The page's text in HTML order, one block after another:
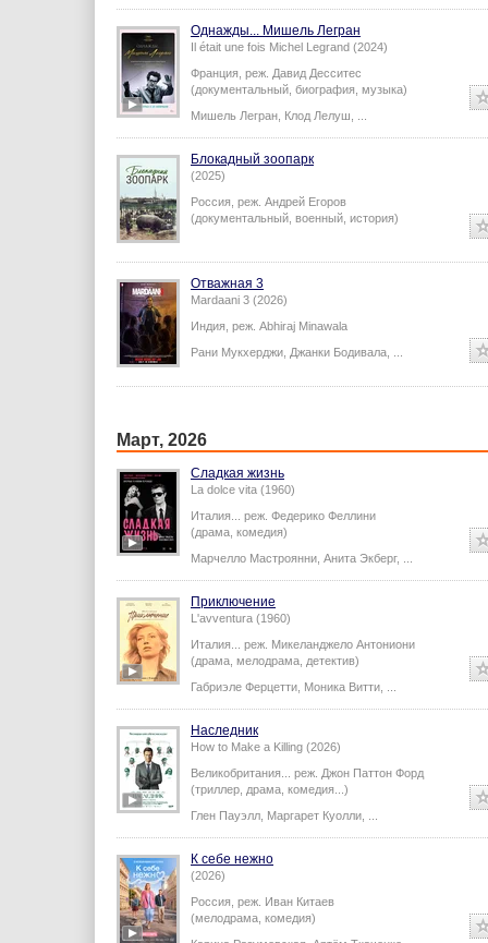
Однажды... Мишель Легран
Il était une fois Michel Legrand (2024)
Франция, реж. Давид Десситес
(документальный, биография, музыка)
Мишель Легран Клод Лелуш
Блокадный зоопарк
(2025)
Россия, реж. Андрей Егоров
(документальный, военный, история)
Отважная 3
Mardaani 3 (2026)
Индия, реж. Abhiraj Minawala
Рани Мукхерджи Джанки Бодивала
Март, 2026
Сладкая жизнь
La dolce vita (1960)
Италия... реж. Федерико Феллини
(драма, комедия)
Марчелло Мастроянни Анита Экберг,
Приключение
L'avventura (1960)
Италия... реж. Микеланджело Антониони
(драма, мелодрама, детектив)
Габриэле Ферцетти Моника Витти
Наследник
How to Make a Killing (2026)
Великобритания... реж. Джон Паттон Форд
(триллер, драма, комедия...)
Глен Пауэлл Маргарет Куолли
К себе нежно
(2026)
Россия, реж. Иван Китаев
(мелодрама, комедия)